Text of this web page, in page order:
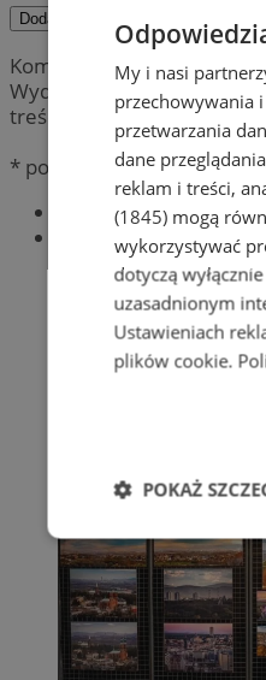
Dodaj komentarz
Komentarze są
Wydawca portalu nie
treść.
* pola obowiązkowe
Najnowsze
Popularne
My i nasi
przechowywania
przetwarzania
dane
reklam i treści,
(1845)mogą
wykorzystywać
dotyczą
uzasadnionym
Ustawieniach
plików cookie.
POKAŻ
Niezbędne